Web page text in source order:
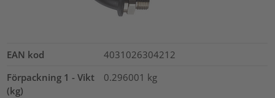
EAN kod
4031026304212
Förpackning 1 - Vikt
(kg)
0.296001 kg